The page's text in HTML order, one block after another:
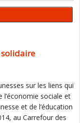
solidaire
sur les liens qui
sociale et
et de l’éducation
au Carrefour des